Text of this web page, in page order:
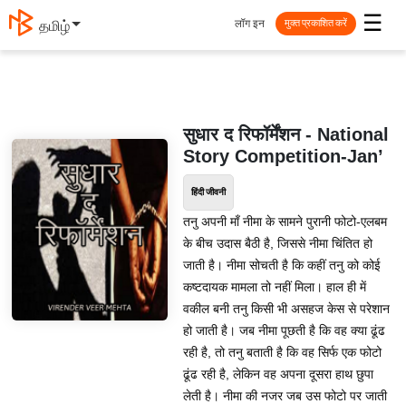
தமிழ் ☰
लॉग इन मुक्त प्रकाशित करें
सुधार द रिफॉर्मेंशन - National
Story Competition-Jan’
हिंदी जीवनी
तनु अपनी माँ नीमा के सामने पुरानी फोटो-एलबम
के बीच उदास बैठी है, जिससे नीमा चिंतित हो
जाती है। नीमा सोचती है कि कहीं तनु को कोई
कष्टदायक मामला तो नहीं मिला। हाल ही में
वकील बनी तनु किसी भी असहज केस से परेशान
हो जाती है। जब नीमा पूछती है कि वह क्या ढूंढ
रही है, तो तनु बताती है कि वह सिर्फ एक फोटो
ढूंढ रही है, लेकिन वह अपना दूसरा हाथ छुपा
लेती है। नीमा की नजर जब उस फोटो पर जाती